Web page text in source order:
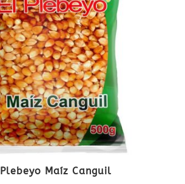
Maíz Canguil